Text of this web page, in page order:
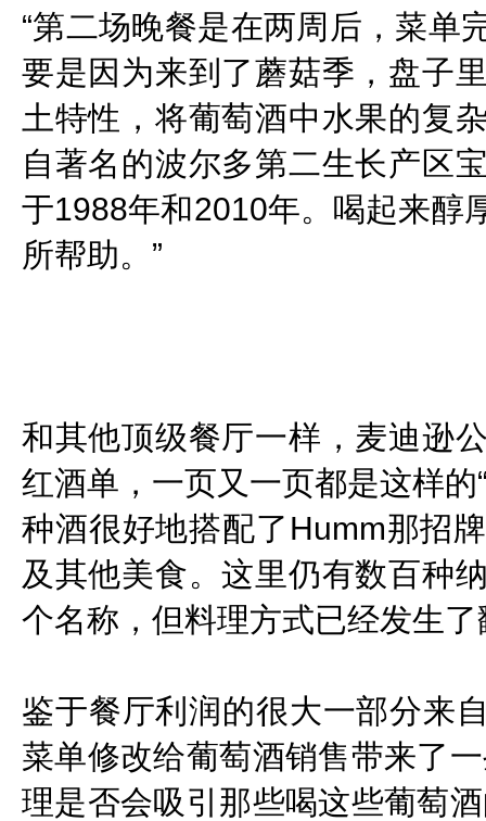
“第二场晚餐是在两周后，菜单
要是因为来到了蘑菇季，盘子
土特性，将葡萄酒中水果的复
自著名的波尔多第二生长产区
于1988年和2010年。喝起来醇
所帮助。”
和其他顶级餐厅一样，麦迪逊
红酒单，一页又一页都是这样
种酒很好地搭配了Humm那招
及其他美食。这里仍有数百种
个名称，但料理方式已经发生
鉴于餐厅利润的很大一部分来
菜单修改给葡萄酒销售带来了
理是否会吸引那些喝这些葡萄